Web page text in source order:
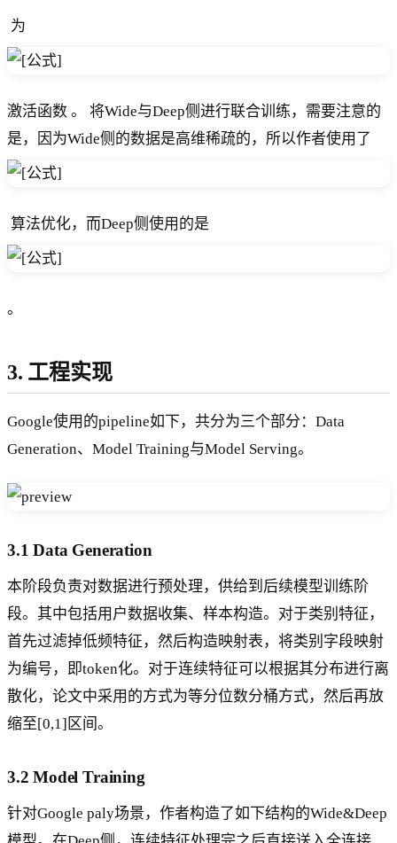
​ 为 ​
激活函数 。 将Wide与Deep侧进行联合训练，需要注意的
是，因为Wide侧的数据是高维稀疏的，所以作者使用了
​ 算法优化，而Deep侧使用的是 ​
。
3. 工程实现
Google使用的pipeline如下，共分为三个部分：Data
Generation、Model Training与Model Serving。
3.1 Data Generation
本阶段负责对数据进行预处理，供给到后续模型训练阶
段。其中包括用户数据收集、样本构造。对于类别特征，
首先过滤掉低频特征，然后构造映射表，将类别字段映射
为编号，即token化。对于连续特征可以根据其分布进行离
散化，论文中采用的方式为等分位数分桶方式，然后再放
缩至[0,1]区间。
3.2 Model Training
针对Google paly场景，作者构造了如下结构的Wide&Deep